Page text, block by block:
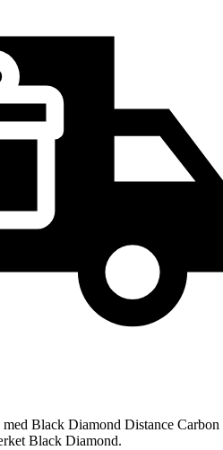
Black Diamond Distance Carbon
Black Diamond.